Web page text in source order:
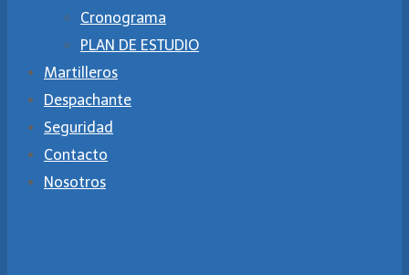
Cronograma
PLAN DE ESTUDIO
Martilleros
Despachante
Seguridad
Contacto
Nosotros